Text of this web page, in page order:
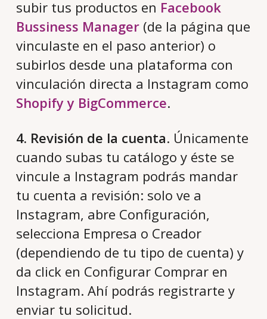
subir tus productos en Facebook
Bussiness Manager(de la página que
vinculaste en el paso anterior) o
subirlos desde una plataforma con
vinculación directa a Instagram como
Shopify y BigCommerce.
4. Revisión de la cuenta. Únicamente
cuando subas tu catálogo y éste se
vincule a Instagram podrás mandar
tu cuenta a revisión: solo ve a
Instagram, abre Configuración,
selecciona Empresa o Creador
(dependiendo de tu tipo de cuenta) y
da click en Configurar Comprar en
Instagram. Ahí podrás registrarte y
enviar tu solicitud.